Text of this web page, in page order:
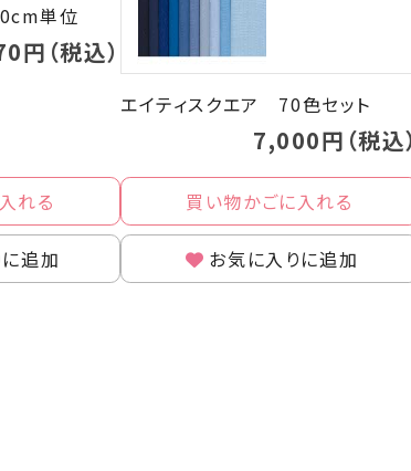
単位
円（税込）
れる
追加
エイティスクエア 70色セット
7,000円（税込）
買い物かごに入れる
お気に入りに追加